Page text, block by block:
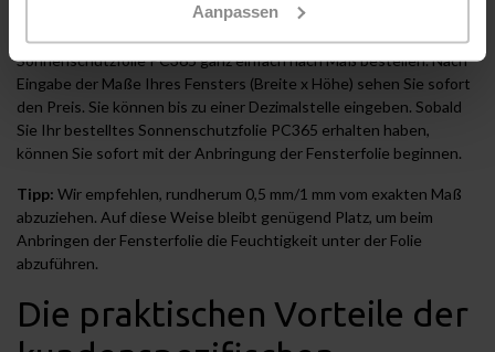
Aanpassen
Mit unserem einzigartiges Nach-Maß-Modul können Sie
Sonnenschutzfolie PC365 ganz einfach nach Maß bestellen. Nach
Eingabe der Maße Ihres Fensters (Breite x Höhe) sehen Sie sofort
den Preis. Sie können bis zu einer Dezimalstelle eingeben. Sobald
Sie Ihr bestelltes Sonnenschutzfolie PC365 erhalten haben,
können Sie sofort mit der Anbringung der Fensterfolie beginnen.
Tipp: Wir empfehlen, rundherum 0,5 mm/1 mm vom exakten Maß
abzuziehen. Auf diese Weise bleibt genügend Platz, um beim
Anbringen der Fensterfolie die Feuchtigkeit unter der Folie
abzuführen.
Die praktischen Vorteile der